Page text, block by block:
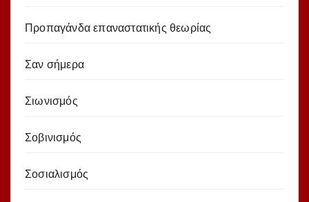
Προπαγάνδα επαναστατικής θεωρίας
Σαν σήμερα
Σιωνισμός
Σοβινισμός
Σοσιαλισμός